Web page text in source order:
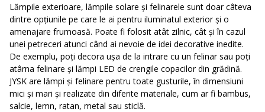
Lămpile exterioare, lămpile solare și felinarele sunt doar câteva
dintre opțiunile pe care le ai pentru iluminatul exterior și o
amenajare frumoasă. Poate fi folosit atât zilnic, cât și în cazul
unei petreceri atunci când ai nevoie de idei decorative inedite.
De exemplu, poți decora ușa de la intrare cu un felinar sau poți
atârna felinare și lămpi LED de crengile copacilor din grădină.
JYSK are lămpi și felinare pentru toate gusturile, în dimensiuni
mici și mari și realizate din diferite materiale, cum ar fi bambus,
salcie, lemn, ratan, metal sau sticlă.